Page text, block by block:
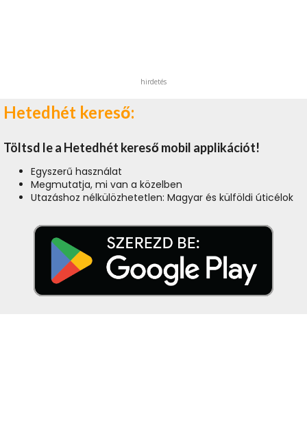
hirdetés
Hetedhét kereső:
Töltsd le a Hetedhét kereső mobil applikációt!
Egyszerű használat
Megmutatja, mi van a közelben
Utazáshoz nélkülözhetetlen: Magyar és külföldi úticélok